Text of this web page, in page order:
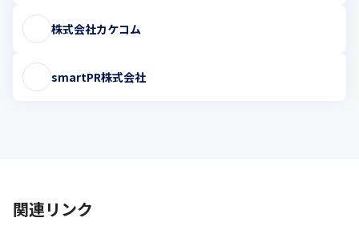
株式会社カケコム
smartPR株式会社
関連リンク